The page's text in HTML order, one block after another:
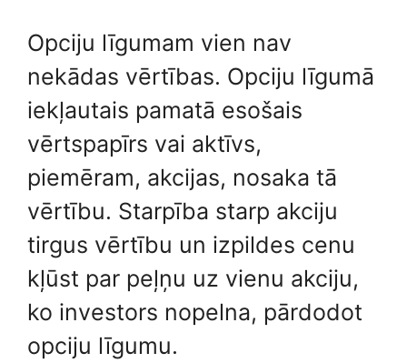
Opciju līgumam vien nav
nekādas vērtības. Opciju līgumā
iekļautais pamatā esošais
vērtspapīrs vai aktīvs,
piemēram, akcijas, nosaka tā
vērtību. Starpība starp akciju
tirgus vērtību un izpildes cenu
kļūst par peļņu uz vienu akciju,
ko investors nopelna, pārdodot
opciju līgumu.